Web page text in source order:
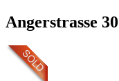
Angerstrasse 30